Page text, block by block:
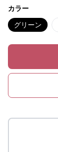
カラー
グリーン